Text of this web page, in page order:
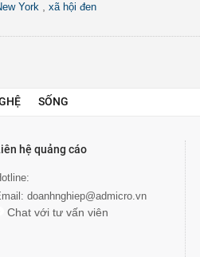
York xã hội đen
SỐNG
hệ quảng cáo
doanhnghiep@admicro.vn
Chat với tư vấn viên